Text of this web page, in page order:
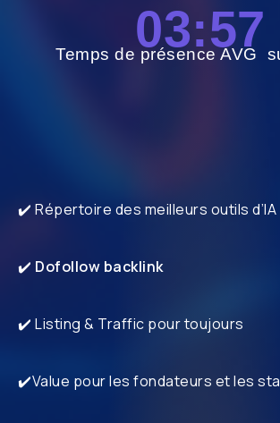
03:56
Temps de présence AVG
✔️ Répertoire des meilleurs outils d’IA
✔️ Dofollow backlink
✔️ Listing & Traffic pour toujours
✔️Value pour les fondateurs et les